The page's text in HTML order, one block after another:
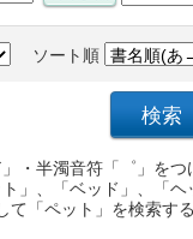
ソート順
・半濁音符「゜」を
」、「ベッド」、「
て「ペット」を検索